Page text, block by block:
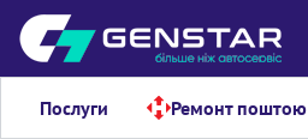
Послуги Ремонт поштою